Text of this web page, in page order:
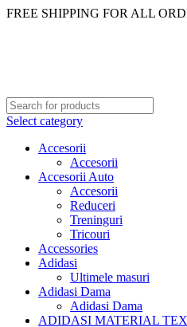
FREE SHIPPING FOR ALL
Select category
Accesorii
Accesorii
Accesorii Auto
Accesorii
Reduceri
Treninguri
Tricouri
Accessories
Adidasi
Ultimele masuri
Adidasi Dama
Adidasi Dama
ADIDASI MATERIAL